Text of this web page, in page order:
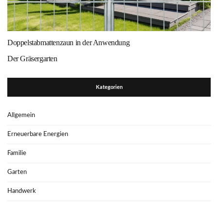
Doppelstabmattenzaun in der Anwendung
Der Gräsergarten
Kategorien
Allgemein
Erneuerbare Energien
Familie
Garten
Handwerk